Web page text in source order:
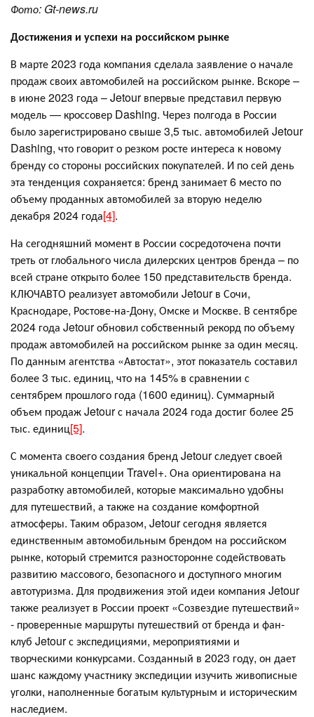
Фото: Gt-news.ru
Достижения и успехи на российском рынке
В марте 2023 года компания сделала заявление о начале
продаж своих автомобилей на российском рынке. Вскоре –
в июне 2023 года – Jetour впервые представил первую
модель — кроссовер Dashing. Через полгода в России
было зарегистрировано свыше 3,5 тыс. автомобилей Jetour
Dashing, что говорит о резком росте интереса к новому
бренду со стороны российских покупателей. И по сей день
эта тенденция сохраняется: бренд занимает 6 место по
объему проданных автомобилей за вторую неделю
декабря 2024 года[4].
На сегодняшний момент в России сосредоточена почти
треть от глобального числа дилерских центров бренда – по
всей стране открыто более 150 представительств бренда.
КЛЮЧАВТО реализует автомобили Jetour в Сочи,
Краснодаре, Ростове-на-Дону, Омске и Москве. В сентябре
2024 года Jetour обновил собственный рекорд по объему
продаж автомобилей на российском рынке за один месяц.
По данным агентства «Автостат», этот показатель составил
более 3 тыс. единиц, что на 145% в сравнении с
сентябрем прошлого года (1600 единиц). Суммарный
объем продаж Jetour с начала 2024 года достиг более 25
тыс. единиц[5].
С момента своего создания бренд Jetour следует своей
уникальной концепции Travel+. Она ориентирована на
разработку автомобилей, которые максимально удобны
для путешествий, а также на создание комфортной
атмосферы. Таким образом, Jetour сегодня является
единственным автомобильным брендом на российском
рынке, который стремится разносторонне содействовать
развитию массового, безопасного и доступного многим
автотуризма. Для продвижения этой идеи компания Jetour
также реализует в России проект «Созвездие путешествий»
- проверенные маршруты путешествий от бренда и фан-
клуб Jetour с экспедициями, мероприятиями и
творческими конкурсами. Созданный в 2023 году, он дает
шанс каждому участнику экспедиции изучить живописные
уголки, наполненные богатым культурным и историческим
наследием.